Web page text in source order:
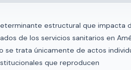
estructural que impacta
de los servicios sanitarios en
se trata únicamente de actos
que reproducen